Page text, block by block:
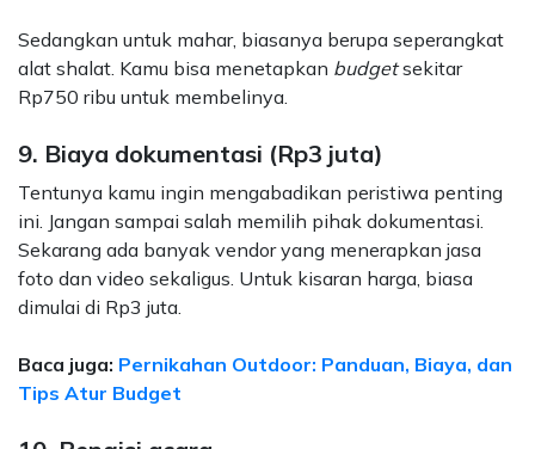
Sedangkan untuk mahar, biasanya berupa seperangkat
alat shalat. Kamu bisa menetapkan budgetsekitar
Rp750 ribu untuk membelinya.
9. Biaya dokumentasi (Rp3 juta)
Tentunya kamu ingin mengabadikan peristiwa penting
ini. Jangan sampai salah memilih pihak dokumentasi.
Sekarang ada banyak vendor yang menerapkan jasa
foto dan video sekaligus. Untuk kisaran harga, biasa
dimulai di Rp3 juta.
Baca juga: Pernikahan Outdoor: Panduan, Biaya, dan
Tips Atur Budget